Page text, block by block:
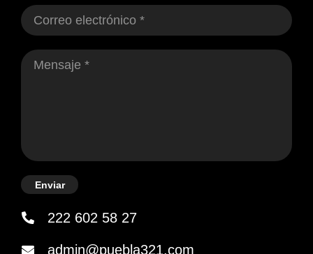
Enviar
222 602 58 27
admin@puebla321.com